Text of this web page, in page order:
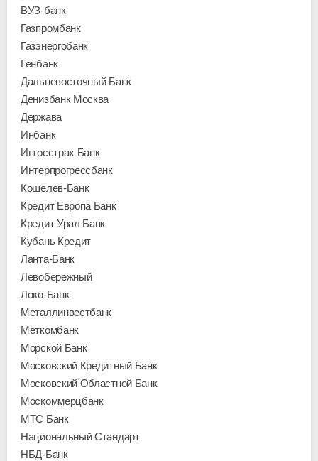
ВУЗ-банк
Газпромбанк
Газэнергобанк
Генбанк
Дальневосточный Банк
Денизбанк Москва
Держава
Инбанк
Ингосстрах Банк
Интерпрогрессбанк
Кошелев-Банк
Кредит Европа Банк
Кредит Урал Банк
Кубань Кредит
Ланта-Банк
Левобережный
Локо-Банк
Металлинвестбанк
Меткомбанк
Морской Банк
Московский Кредитный Банк
Московский Областной Банк
Москоммерцбанк
МТС Банк
Национальный Стандарт
НБД-Банк